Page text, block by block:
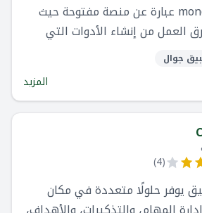
تقرير
تكامل
monday.com Work OS عبارة عن منصة مفتوحة حيث
العمل من إنشاء الأدوات التي
كل جانب من جوانب عملهم. الواجهة
و تتضمن وحدات بناء مختلفة
الدمج ، مما يسمح للفرق ببناء
بسلاسة.
جوال
المزيد
(
4
)
يوفر حلولًا متعددة في مكان